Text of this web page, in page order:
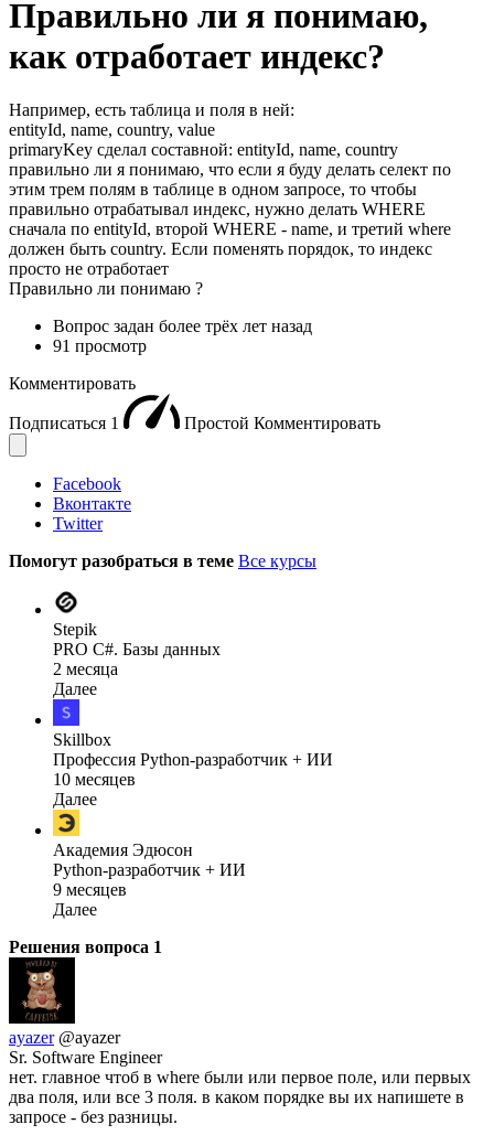
Правильно ли я понимаю,
как отработает индекс?
Например, есть таблица и поля в ней:
entityId, name, country, value
primaryKey сделал составной: entityId, name, country
правильно ли я понимаю, что если я буду делать селект по
этим трем полям в таблице в одном запросе, то чтобы
правильно отрабатывал индекс, нужно делать WHERE
сначала по entityId, второй WHERE - name, и третий where
должен быть country. Если поменять порядок, то индекс
просто не отработает
Правильно ли понимаю ?
Вопрос задан более трёх лет назад
91 просмотр
Комментировать
Подписаться 1 Простой Комментировать
Facebook
Вконтакте
Twitter
Помогут разобраться в теме Все курсы
Stepik
PRO C#. Базы данных
2 месяца
Далее
Skillbox
Профессия Python-разработчик + ИИ
10 месяцев
Далее
Академия Эдюсон
Python-разработчик + ИИ
9 месяцев
Далее
Решения вопроса 1
ayazer @ayazer
Sr. Software Engineer
нет. главное чтоб в where были или первое поле, или первых
два поля, или все 3 поля. в каком порядке вы их напишете в
запросе - без разницы.